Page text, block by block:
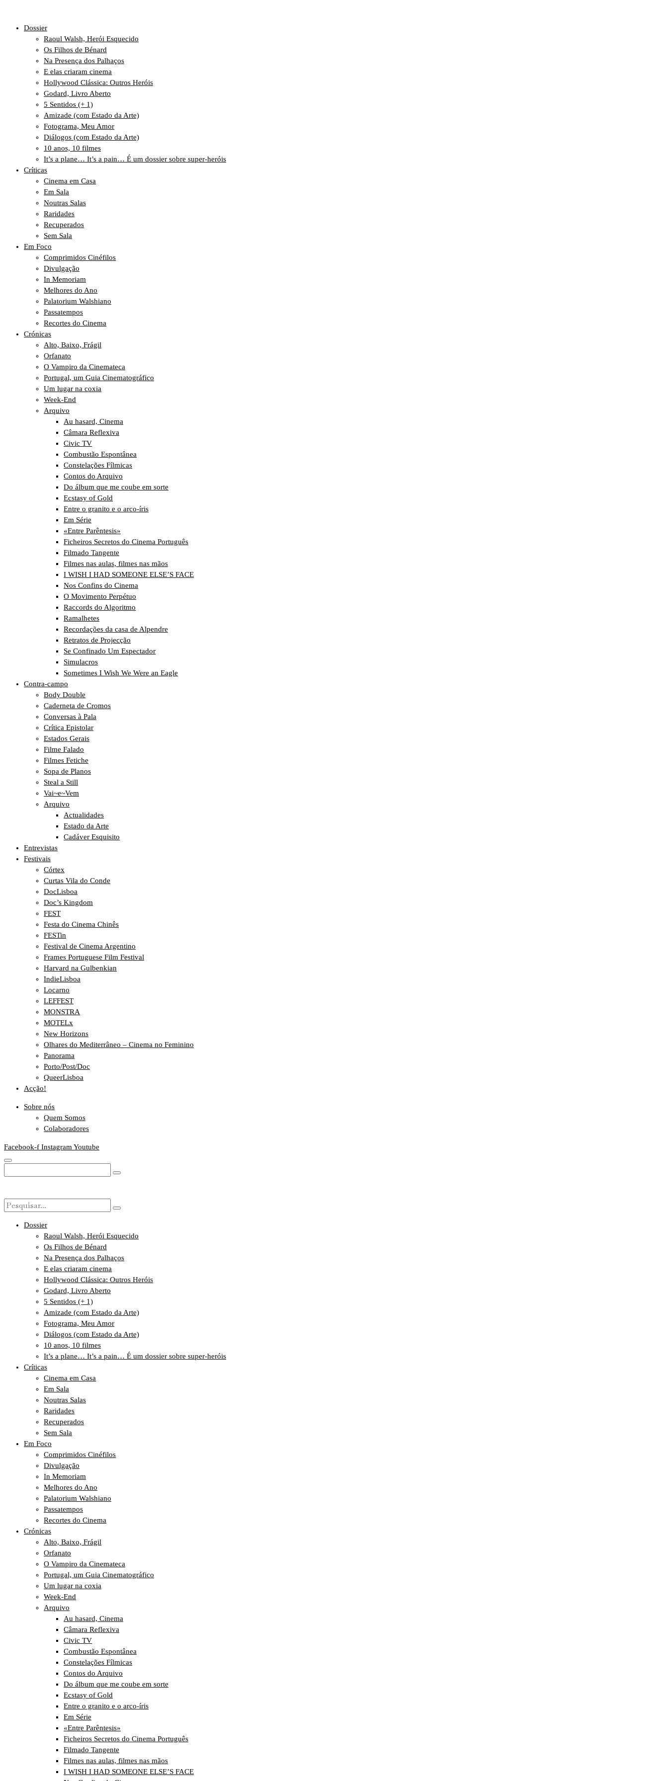
Dossier
Raoul Walsh, Herói Esquecido
Os Filhos de Bénard
Na Presença dos Palhaços
E elas criaram cinema
Hollywood Clássica: Outros Heróis
Godard, Livro Aberto
5 Sentidos (+ 1)
Amizade (com Estado da Arte)
Fotograma, Meu Amor
Diálogos (com Estado da Arte)
10 anos, 10 filmes
It’s a plane… It’s a pain… É um dossier sobre super-heróis
Críticas
Cinema em Casa
Em Sala
Noutras Salas
Raridades
Recuperados
Sem Sala
Em Foco
Comprimidos Cinéfilos
Divulgação
In Memoriam
Melhores do Ano
Palatorium Walshiano
Passatempos
Recortes do Cinema
Crónicas
Alto, Baixo, Frágil
Orfanato
O Vampiro da Cinemateca
Portugal, um Guia Cinematográfico
Um lugar na coxia
Week-End
Arquivo
Au hasard, Cinema
Câmara Reflexiva
Civic TV
Combustão Espontânea
Constelações Fílmicas
Contos do Arquivo
Do álbum que me coube em sorte
Ecstasy of Gold
Entre o granito e o arco-íris
Em Série
«Entre Parêntesis»
Ficheiros Secretos do Cinema Português
Filmado Tangente
Filmes nas aulas, filmes nas mãos
I WISH I HAD SOMEONE ELSE’S FACE
Nos Confins do Cinema
O Movimento Perpétuo
Raccords do Algoritmo
Ramalhetes
Recordações da casa de Alpendre
Retratos de Projecção
Se Confinado Um Espectador
Simulacros
Sometimes I Wish We Were an Eagle
Contra-campo
Body Double
Caderneta de Cromos
Conversas à Pala
Crítica Epistolar
Estados Gerais
Filme Falado
Filmes Fetiche
Sopa de Planos
Steal a Still
Vai~e~Vem
Arquivo
Actualidades
Estado da Arte
Cadáver Esquisito
Entrevistas
Festivais
Córtex
Curtas Vila do Conde
DocLisboa
Doc’s Kingdom
FEST
Festa do Cinema Chinês
FESTin
Festival de Cinema Argentino
Frames Portuguese Film Festival
Harvard na Gulbenkian
IndieLisboa
Locarno
LEFFEST
MONSTRA
MOTELx
New Horizons
Olhares do Mediterrâneo – Cinema no Feminino
Panorama
Porto/Post/Doc
QueerLisboa
Acção!
Sobre nós
Quem Somos
Colaboradores
Facebook-f Instagram Youtube
Dossier
Raoul Walsh, Herói Esquecido
Os Filhos de Bénard
Na Presença dos Palhaços
E elas criaram cinema
Hollywood Clássica: Outros Heróis
Godard, Livro Aberto
5 Sentidos (+ 1)
Amizade (com Estado da Arte)
Fotograma, Meu Amor
Diálogos (com Estado da Arte)
10 anos, 10 filmes
It’s a plane… It’s a pain… É um dossier sobre super-heróis
Críticas
Cinema em Casa
Em Sala
Noutras Salas
Raridades
Recuperados
Sem Sala
Em Foco
Comprimidos Cinéfilos
Divulgação
In Memoriam
Melhores do Ano
Palatorium Walshiano
Passatempos
Recortes do Cinema
Crónicas
Alto, Baixo, Frágil
Orfanato
O Vampiro da Cinemateca
Portugal, um Guia Cinematográfico
Um lugar na coxia
Week-End
Arquivo
Au hasard, Cinema
Câmara Reflexiva
Civic TV
Combustão Espontânea
Constelações Fílmicas
Contos do Arquivo
Do álbum que me coube em sorte
Ecstasy of Gold
Entre o granito e o arco-íris
Em Série
«Entre Parêntesis»
Ficheiros Secretos do Cinema Português
Filmado Tangente
Filmes nas aulas, filmes nas mãos
I WISH I HAD SOMEONE ELSE’S FACE